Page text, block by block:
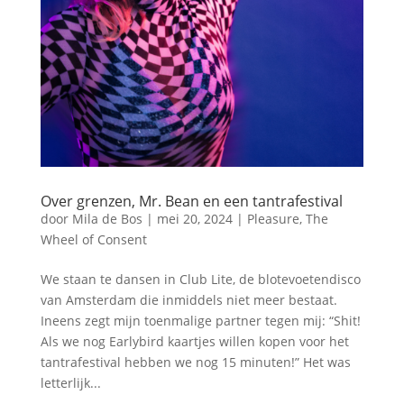
Over grenzen, Mr. Bean en een tantrafestival
door Mila de Bos | mei 20, 2024| Pleasure, The
Wheel of Consent
We staan te dansen in Club Lite, de blotevoetendisco
van Amsterdam die inmiddels niet meer bestaat.
Ineens zegt mijn toenmalige partner tegen mij: “Shit!
Als we nog Earlybird kaartjes willen kopen voor het
tantrafestival hebben we nog 15 minuten!” Het was
letterlijk...